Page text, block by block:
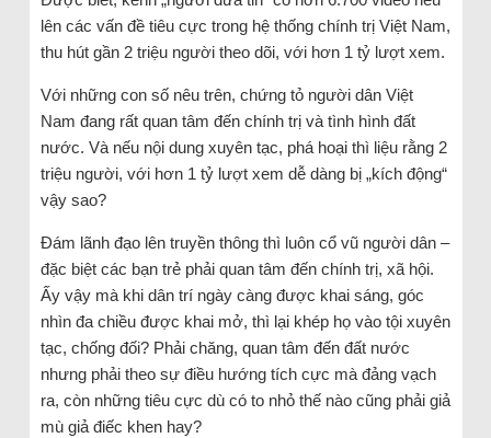
lên các vấn đề tiêu cực trong hệ thống chính trị Việt Nam,
thu hút gần 2 triệu người theo dõi, với hơn 1 tỷ lượt xem.
Với những con số nêu trên, chứng tỏ người dân Việt
Nam đang rất quan tâm đến chính trị và tình hình đất
nước. Và nếu nội dung xuyên tạc, phá hoại thì liệu rằng 2
triệu người, với hơn 1 tỷ lượt xem dễ dàng bị „kích động“
vậy sao?
Đám lãnh đạo lên truyền thông thì luôn cổ vũ người dân –
đặc biệt các bạn trẻ phải quan tâm đến chính trị, xã hội.
Ấy vậy mà khi dân trí ngày càng được khai sáng, góc
nhìn đa chiều được khai mở, thì lại khép họ vào tội xuyên
tạc, chống đối? Phải chăng, quan tâm đến đất nước
nhưng phải theo sự điều hướng tích cực mà đảng vạch
ra, còn những tiêu cực dù có to nhỏ thế nào cũng phải giả
mù giả điếc khen hay?